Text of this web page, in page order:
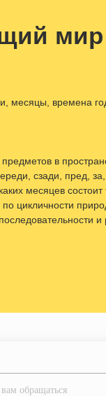
мир
месяцы, времена
в
сзади, пред,
месяцев
цикличности
и